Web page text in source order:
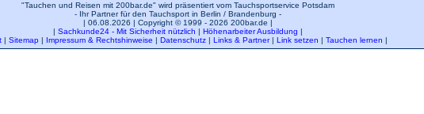
"Tauchen und Reisen mit 200bar.de" wird präsentiert vom Tauchsportservice Potsdam
- Ihr Partner für den Tauchsport in Berlin / Brandenburg -
| 06.08.2026 | Copyright © 1999 - 2026 200bar.de |
| Sachkunde24 - Mit Sicherheit nützlich | Höhenarbeiter Ausbildung |
| Sitemap| Impressum & Rechtshinweise | Datenschutz| Links & Partner| Link setzen | Tauchen lernen |